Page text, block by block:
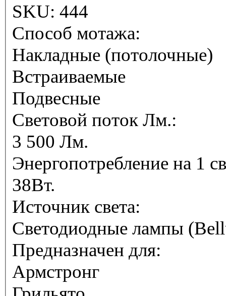
SKU: 444
Способ мотажа:
Накладные (потолочные)
Встраиваемые
Подвесные
Световой поток Лм.:
3 500 Лм.
Энергопотребление на 1
38Вт.
Источник света:
Светодиодные лампы
Предназначен для:
Армстронг